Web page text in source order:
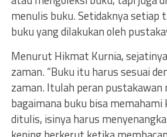
menulis buku. Setidaknya setiap
buku yang dilakukan oleh
Menurut Hikmat Kurnia,
zaman. “Buku itu harus sesuai
zaman. Itulah peran pustakawan
bagaimana buku bisa
ditulis, isinya harus